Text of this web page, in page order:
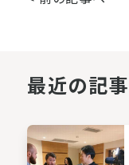
最近の記事